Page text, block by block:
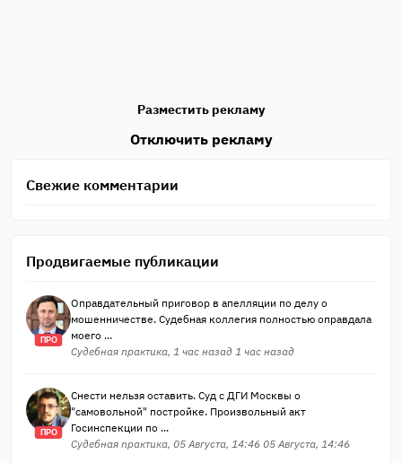
Разместить рекламу
Отключить рекламу
Свежие комментарии
Продвигаемые публикации
ПРО
Оправдательный приговор в апелляции по делу о
мошенничестве. Судебная коллегия полностью оправдала
моего ...
Судебная практика, 1 час назад 1 час назад
ПРО
Снести нельзя оставить. Суд с ДГИ Москвы о
"самовольной" постройке. Произвольный акт
Госинспекции по ...
Судебная практика, 05 Августа, 14:46 05 Августа, 14:46